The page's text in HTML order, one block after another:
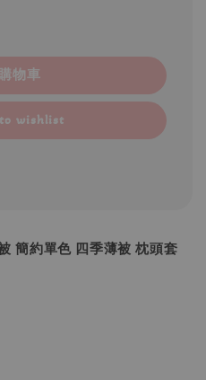
物車
wishlist
簡約單色 四季薄被 枕頭套